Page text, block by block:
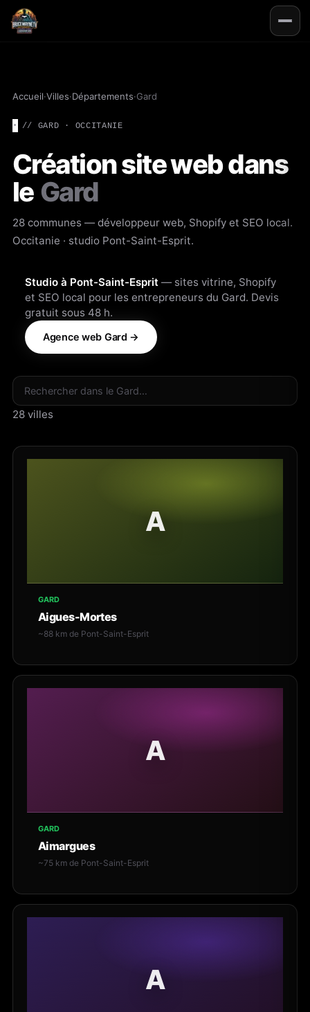
Accueil·Villes·Départements·Gard
// GARD · OCCITANIE
Création site web dans
le Gard
28 communes — développeur web, Shopify et SEO local.
Occitanie · studio Pont-Saint-Esprit.
Studio à Pont-Saint-Esprit — sites vitrine, Shopify
et SEO local pour les entrepreneurs du Gard. Devis
gratuit sous 48 h.
Agence web Gard →
Rechercher une ville
28 villes
A
GARD
Aigues-Mortes
~88 km de Pont-Saint-Esprit
A
GARD
Aimargues
~75 km de Pont-Saint-Esprit
A